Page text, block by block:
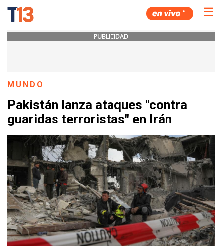
☰
PUBLICIDAD
MUNDO
Pakistán lanza ataques "contra
guaridas terroristas" en Irán